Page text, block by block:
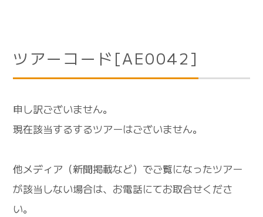
ツアーコード[AE0042]
申し訳ございません。
現在該当するするツアーはございません。
他メディア（新聞掲載など）でご覧になったツアー
が該当しない場合は、お電話にてお取合せくださ
い。